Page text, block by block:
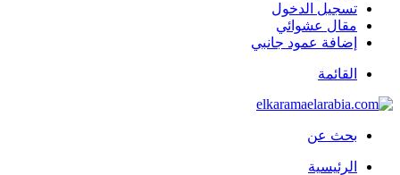
تسجيل الدخول
مقال عشوائي
إضافة عمود جانبي
القائمة
بحث عن
الرئيسية